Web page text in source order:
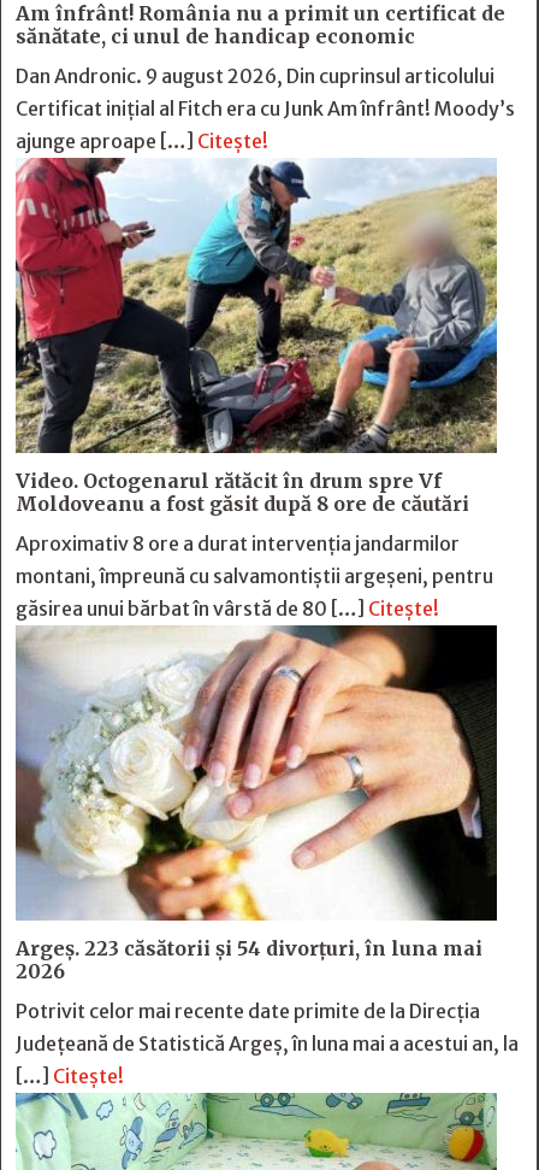
Am înfrânt! România nu a primit un certificat de
sănătate, ci unul de handicap economic
Dan Andronic. 9 august 2026, Din cuprinsul articolului
Certificat inițial al Fitch era cu Junk Am înfrânt! Moody’s
ajunge aproape […] Citește!
Video. Octogenarul rătăcit în drum spre Vf
Moldoveanu a fost găsit după 8 ore de căutări
Aproximativ 8 ore a durat intervenția jandarmilor
montani, împreună cu salvamontiștii argeșeni, pentru
găsirea unui bărbat în vârstă de 80 […] Citește!
Argeș. 223 căsătorii și 54 divorțuri, în luna mai
2026
Potrivit celor mai recente date primite de la Direcția
Județeană de Statistică Argeș, în luna mai a acestui an, la
[…] Citește!